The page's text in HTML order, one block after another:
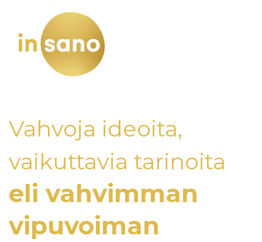
Vahvoja ideoita,
vaikuttavia tarinoita
eli vahvimman
vipuvoiman